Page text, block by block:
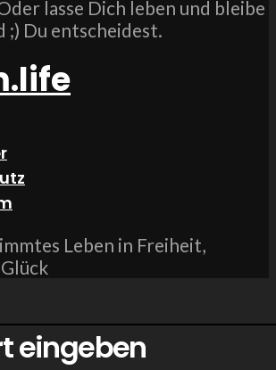
lasse Dich leben und bleibe
;) Du entscheidest.
Leben in Freiheit,